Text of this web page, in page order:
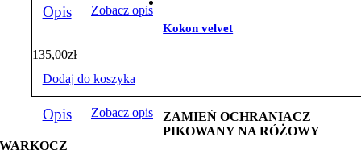
Opis Zobacz opis
Kokon velvet
135,00zł
Dodaj do koszyka
Opis Zobacz opis
ZAMIEŃ OCHRANIACZ
PIKOWANY NA RÓŻOWY
WARKOCZ